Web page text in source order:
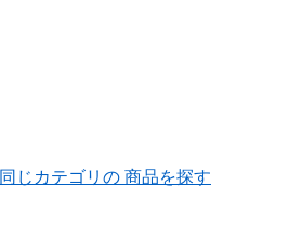
同じカテゴリの 商品を探す